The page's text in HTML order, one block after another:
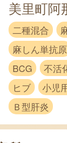
美里町阿
二種混合
麻しん単抗原
BCG
不活
ヒブ
小児
Ｂ型肝炎